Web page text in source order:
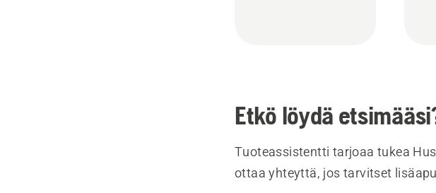
Etkö löydä
Tuoteassistentti tarjoaa tukea
ottaa yhteyttä, jos tarvitset